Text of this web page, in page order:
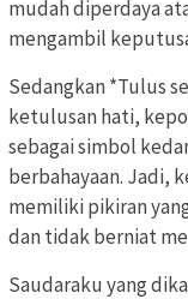
mudah diperdaya
mengambil
Sedangkan *Tulus
ketulusan hati,
sebagai simbol
berbahayaan. Jadi,
memiliki pikiran
dan tidak berniat
Saudaraku yang